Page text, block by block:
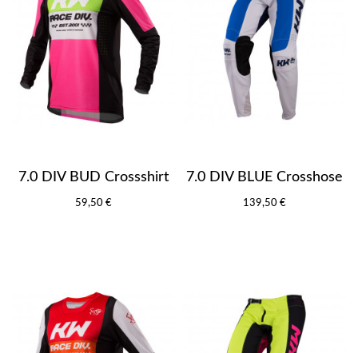
7.0 DIV BUD Crossshirt
59,50 €
7.0 DIV BLUE Crosshose
139,50 €